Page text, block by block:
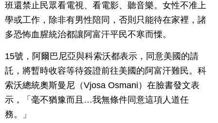
班還禁止民眾看電視、看電影、聽音樂。女性不准上
學或工作，除非有男性陪同，否則只能待在家裡，諸
多恐怖血腥統治都讓阿富汗平民不寒而慄。
15號，阿爾巴尼亞與科索沃都表示，同意美國的請
託，將暫時收容等待簽證前往美國的阿富汗難民。科
索沃總統奧斯曼尼（Vjosa Osmani）在臉書發文表
示，「毫不猶豫而且…我無條件同意這項人道任
務。」